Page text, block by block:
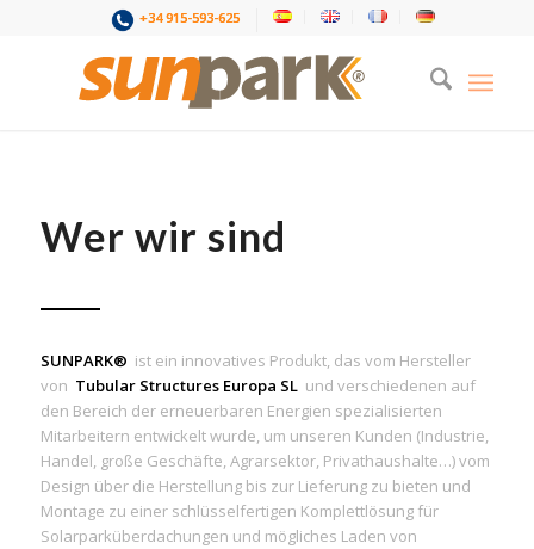
+34 915-593-625
Wer wir sind
SUNPARK® ist ein innovatives Produkt, das vom Hersteller
von Tubular Structures Europa SL und verschiedenen auf
den Bereich der erneuerbaren Energien spezialisierten
Mitarbeitern entwickelt wurde, um unseren Kunden (Industrie,
Handel, große Geschäfte, Agrarsektor, Privathaushalte…) vom
Design über die Herstellung bis zur Lieferung zu bieten und
Montage zu einer schlüsselfertigen Komplettlösung für
Solarparküberdachungen und mögliches Laden von